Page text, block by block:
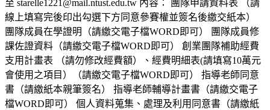
至 starelle1221@mail.ntust.edu.tw 內容： 團隊申請資料表 （請
線上填寫完後印出勾選下方同意參賽權並簽名後繳交紙本）
團隊成員在學證明（請繳交電子檔WORD即可） 團隊成員修
課佐證資料（請繳交電子檔WORD即可） 創業團隊補助經費
支用計畫表 （請勿修改經費額）、經費明細表(請填寫10萬元
會使用之項目）（請繳交電子檔WORD即可） 指導老師同意
書（請繳紙本親筆簽名） 指導老師輔導計畫書（請繳交電子
檔WORD即可） 個人資料蒐集、處理及利用同意書（請繳紙